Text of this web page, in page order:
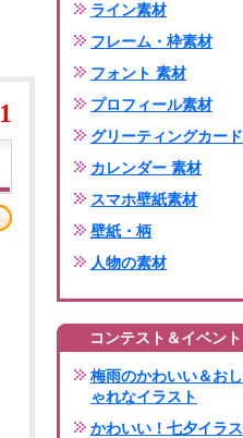
1
ライン素材
フレーム・枠素材
フォント 素材
プロフィール素材
グリーティングカード
カレンダー 素材
スマホ壁紙素材
壁紙・柄
人物の素材
コンテスト＆イベント
梅雨のかわいい＆おし
ゃれなイラスト
かわいい！七夕イラス